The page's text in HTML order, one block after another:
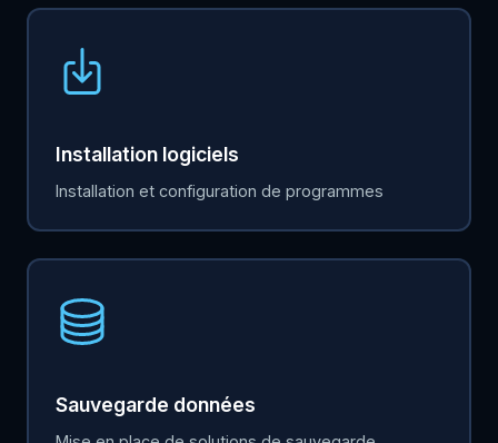
Installation logiciels
Installation et configuration de programmes
Sauvegarde données